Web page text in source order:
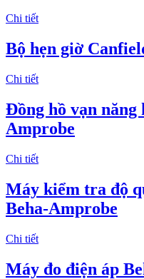
Chi tiết
Bộ hẹn giờ
Chi tiết
Đồng hồ vạn năng
Amprobe
Chi tiết
Máy kiểm tra độ
Beha-Amprobe
Chi tiết
Máy đo điện áp